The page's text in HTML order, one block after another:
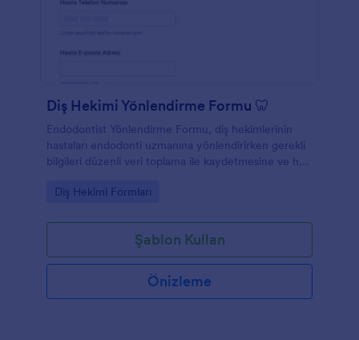
Diş Hekimi Yönlendirme Formu 🦷
Endodontist Yönlendirme Formu, diş hekimlerinin
hastaları endodonti uzmanına yönlendirirken gerekli
bilgileri düzenli veri toplama ile kaydetmesine ve her
Go to Category:
Diş Hekimi Formları
Şablon Kullan
Önizleme